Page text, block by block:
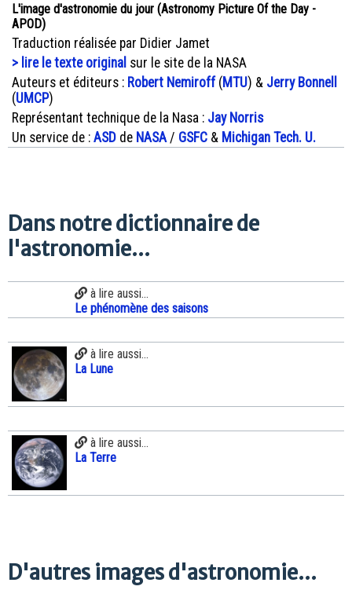
L'image d'astronomie du jour (Astronomy Picture Of the Day -
APOD)
Traduction réalisée par Didier Jamet
> lire le texte original sur le site de la NASA
Auteurs et éditeurs : Robert Nemiroff(MTU) & Jerry Bonnell
(UMCP)
Représentant technique de la Nasa : Jay Norris
Un service de : ASD de NASA / GSFC & Michigan Tech. U.
Dans notre dictionnaire de
l'astronomie...
à lire aussi...
Le phénomène des saisons
à lire aussi...
La Lune
à lire aussi...
La Terre
D'autres images d'astronomie...